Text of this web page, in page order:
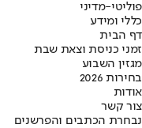
פוליטי-מדיני
כללי ומידע
דף הבית
זמני כניסת וצאת שבת
מגזין השבוע
בחירות 2026
אודות
צור קשר
נבחרת הכתבים והפרשנים